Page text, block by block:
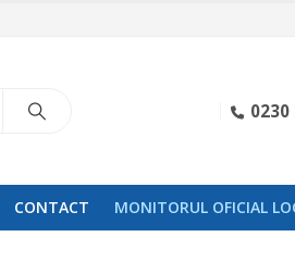
0230
CONTACT MONITORUL OFICIAL